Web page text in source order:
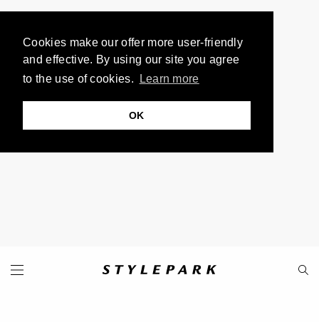
Cookies make our offer more user-friendly
and effective. By using our site you agree
to the use of cookies.
Learn more
OK